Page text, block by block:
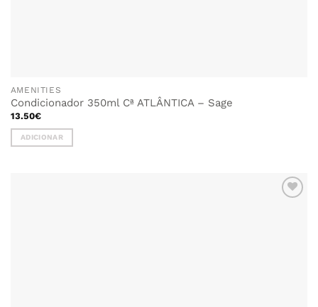
AMENITIES
Condicionador 350ml Cª ATLÂNTICA – Sage
13.50€
ADICIONAR